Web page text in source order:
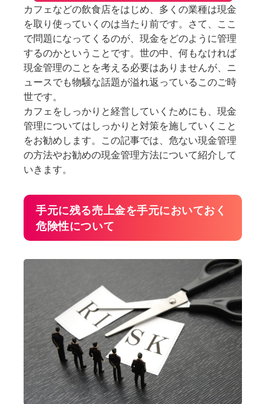
カフェなどの飲食店をはじめ、多くの業種は現金
を取り使っていくのは当たり前です。さて、ここ
で問題になってくるのが、現金をどのように管理
するのかということです。世の中、何もなければ
現金管理のことを考える必要はありませんが、ニ
ュースでも物騒な話題が溢れ返っているこのご時
世です。
カフェをしっかりと経営していくためにも、現金
管理についてはしっかりと対策を施していくこと
をお勧めします。この記事では、危ない現金管理
の方法やお勧めの現金管理方法について紹介して
いきます。
手元に残る売上金を手元においておく
危険性について